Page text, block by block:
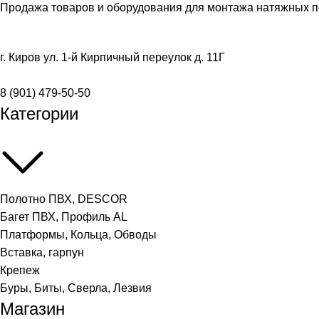
Продажа товаров и оборудования для монтажа натяжных
г. Киров ул. 1-й Кирпичный переулок д. 11Г
8 (901) 479-50-50
Категории
Полотно ПВХ, DESCOR
Багет ПВХ, Профиль AL
Платформы, Кольца, Обводы
Вставка, гарпун
Крепеж
Буры, Биты, Сверла, Лезвия
Магазин